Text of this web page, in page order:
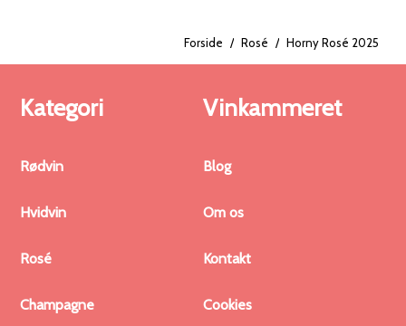
Forside / Rosé / Horny Rosé 2025
Kategori
Rødvin
Hvidvin
Rosé
Champagne
Vinkammeret
Blog
Om os
Kontakt
Cookies